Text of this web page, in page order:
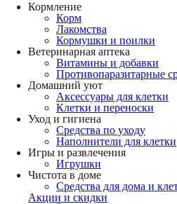
Кормление
Корм
Лакомства
Кормушки и поилки
Ветеринарная аптека
Витамины и добавки
Противопаразитарные
Домашний уют
Аксессуары для клетки
Клетки и переноски
Уход и гигиена
Средства по уходу
Наполнители для клетки
Игры и развлечения
Игрушки
Чистота в доме
Средства для дома и
Акции и скидки